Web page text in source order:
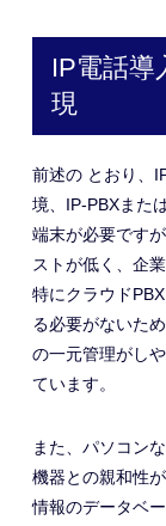
IP電話導
現
前述の とおり、
境、IP-PBXまた
端末が必要です
ストが低く、企
特にクラウド
る必要がないた
の一元管理がし
ています。
また、パソコン
機器との親和性
情報のデータベ